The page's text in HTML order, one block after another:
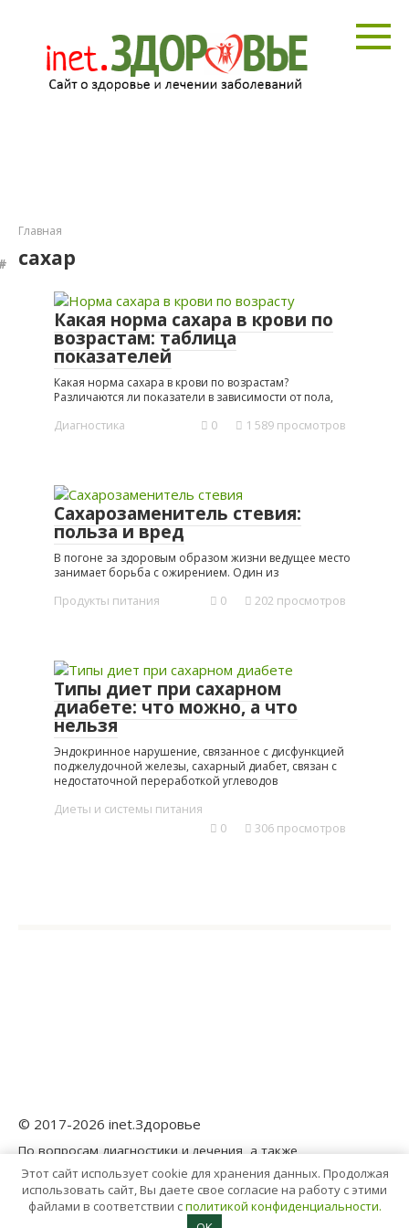
контенту
Главная
сахар
Какая норма сахара в крови по
возрастам: таблица
показателей
Какая норма сахара в крови по возрастам?
Различаются ли показатели в зависимости от пола,
Диагностика 0 1 589 просмотров
Сахарозаменитель стевия:
польза и вред
В погоне за здоровым образом жизни ведущее место
занимает борьба с ожирением. Один из
Продукты питания 0 202 просмотров
Типы диет при сахарном
диабете: что можно, а что
нельзя
Эндокринное нарушение, связанное с дисфункцией
поджелудочной железы, сахарный диабет, связан с
недостаточной переработкой углеводов
Диеты и системы питания
0
306 просмотров
© 2017-2026 inet.Здоровье
По вопросам диагностики и лечения, а также
назначения медицинских препаратов рекомендуем
обращаться к врачу. Помните: самолечение
опасно!
Этот сайт использует cookie для хранения данных. Продолжая
использовать сайт, Вы даете свое согласие на работу с этими
файлами в соответствии сполитикой конфиденциальности.